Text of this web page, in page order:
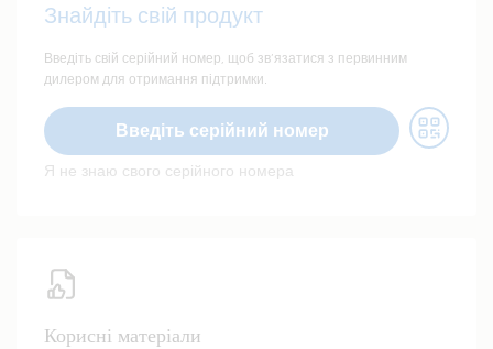
Знайдіть свій продукт
Введіть свій серійний номер, щоб зв’язатися з первинним
дилером для отримання підтримки.
Введіть серійний номер
Я не знаю свого серійного номера
Корисні матеріали